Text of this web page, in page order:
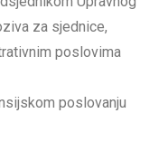
za sjednice,
poslovima
poslovanju